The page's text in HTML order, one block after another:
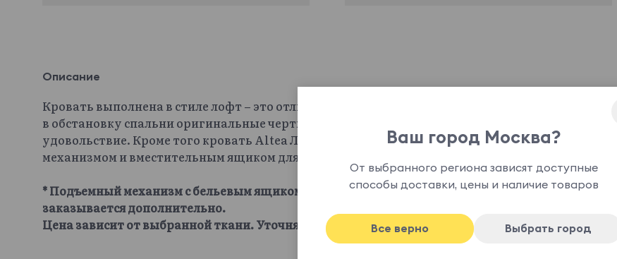
Описание
Кровать выполнена в стиле лофт – это отличное дизайнерское решение, способное привнести
в обстановку спальни оригинальные черты и доставить истинное эстетическое
удовольствие. Кроме того кровать Altea Лофт может быть укомплектована подъемным
механизмом и вместительным ящиком для хранения.
* Подъемный механизм с бельевым ящиком и основание кровати является опцией и
заказывается дополнительно.
Цена зависит от выбранной ткани. Уточняйте цену у менеджера при заказе.
Ваш город Москва?
От выбранного региона зависят доступные
способы доставки, цены и наличие товаров
Все верно Выбрать город